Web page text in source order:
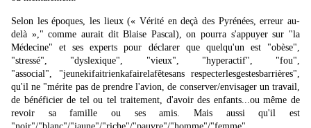
Selon les époques, les lieux (« Vérité en deçà des Pyrénées, erreur au-
delà »," comme aurait dit Blaise Pascal), on pourra s'appuyer sur "la
Médecine" et ses experts pour déclarer que quelqu'un est "obèse",
"stressé", "dyslexique", "vieux", "hyperactif", "fou",
"associal", "jeunekifaitrienkafairelafêtesans respecterlesgestesbarrières",
qu'il ne "mérite pas de prendre l'avion, de conserver/envisager un travail,
de bénéficier de tel ou tel traitement, d'avoir des enfants...ou même de
revoir sa famille ou ses amis. Mais aussi qu'il est